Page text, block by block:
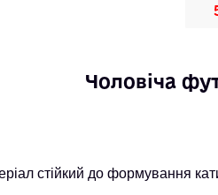
Чоловіча
стійкий до формування